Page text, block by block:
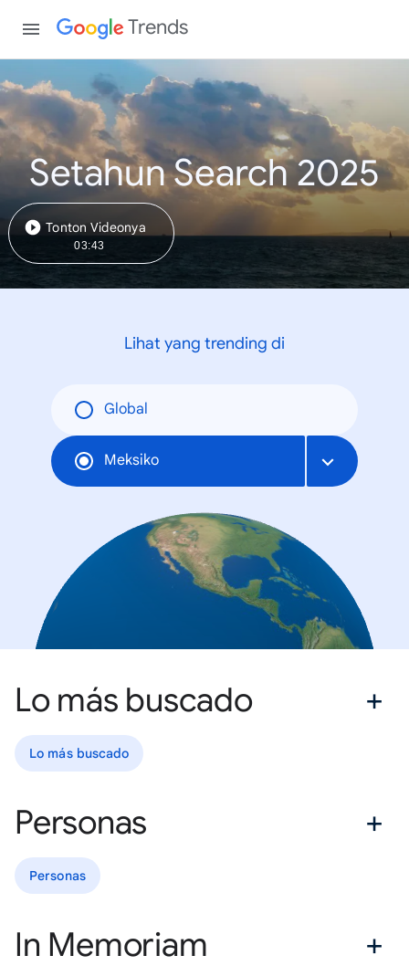
Trends
Setahun Search 2025
Tonton Videonya
03:43
Lihat yang trending di
Global
Meksiko
Lo más buscado
Lo más buscado
Personas
Personas
In Memoriam